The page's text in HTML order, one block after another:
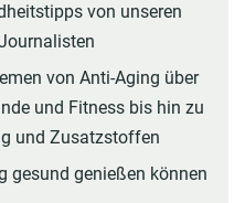
von unseren
von Anti-Aging über
und Fitness bis hin zu
und Zusatzstoffen
gesund genießen können